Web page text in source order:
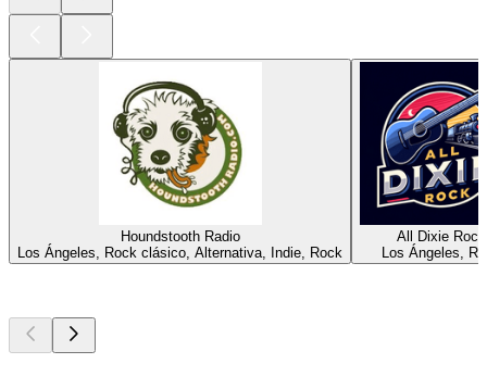
Houndstooth Radio
Los Ángeles, Rock clásico, Alternativa, Indie, Rock
All Dixie Rock
Los Ángeles,